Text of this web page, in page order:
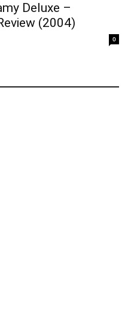
Deluxe –
(2004)
0